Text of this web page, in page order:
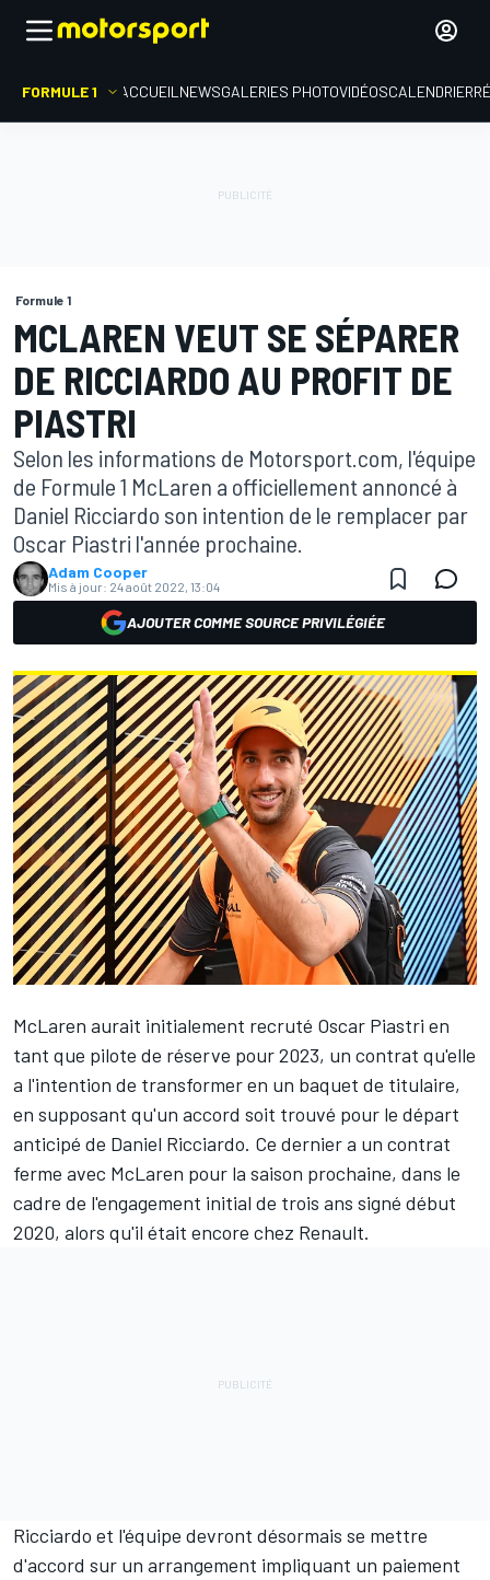
FORMULE 1 ACCUEIL NEWSGALERIES PHOTOVIDÉOSCALENDRIER
Formule 1
MCLAREN VEUT SE SÉPARER
DE RICCIARDO AU PROFIT DE
PIASTRI
Selon les informations de Motorsport.com, l'équipe
de Formule 1 McLaren a officiellement annoncé à
Daniel Ricciardo son intention de le remplacer par
Oscar Piastri l'année prochaine.
Adam Cooper
Mis à jour: 24 août 2022, 13:04
AJOUTER COMME SOURCE PRIVILÉGIÉE
McLaren aurait initialement recruté Oscar Piastri en
tant que pilote de réserve pour 2023, un contrat qu'elle
a l'intention de transformer en un baquet de titulaire,
en supposant qu'un accord soit trouvé pour le départ
anticipé de Daniel Ricciardo. Ce dernier a un contrat
ferme avec McLaren pour la saison prochaine, dans le
cadre de l'engagement initial de trois ans signé début
2020, alors qu'il était encore chez Renault.
Ricciardo et l'équipe devront désormais se mettre
d'accord sur un arrangement impliquant un paiement